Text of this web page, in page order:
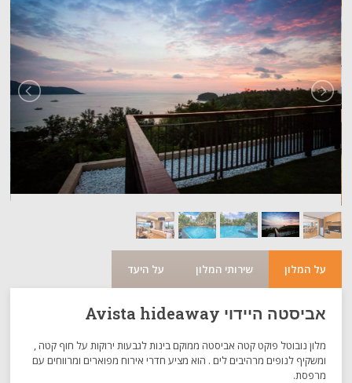
על המלון שירותי המלון על היעד
אביסטה היידוי Avista hideaway
מלון נובוטל פוקט קטה אביסטה ממוקם בינות לגבעות ירוקות על חוף קטה ,
ומשקיף לנופים מרהיבים לים . הוא מציע חדרי אירוח מפוארים ומרווחים עם
מרפסת.